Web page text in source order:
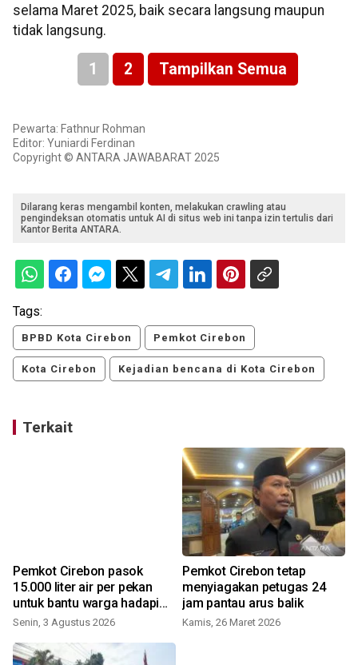
selama Maret 2025, baik secara langsung maupun
tidak langsung.
1 2 Tampilkan Semua
Pewarta: Fathnur Rohman
Editor: Yuniardi Ferdinan
Copyright © ANTARA JAWABARAT 2025
Dilarang keras mengambil konten, melakukan crawling atau
pengindeksan otomatis untuk AI di situs web ini tanpa izin tertulis dari
Kantor Berita ANTARA.
Tags:
BPBD Kota Cirebon Pemkot Cirebon
Kota Cirebon Kejadian bencana di Kota Cirebon
Terkait
Pemkot Cirebon pasok
15.000 liter air per pekan
untuk bantu warga hadapi
kemarau
Senin, 3 Agustus 2026
Pemkot Cirebon tetap
menyiagakan petugas 24
jam pantau arus balik
Kamis, 26 Maret 2026